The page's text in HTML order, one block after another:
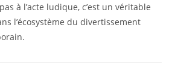
à l’acte ludique, c’est un véritable
l’écosystème du divertissement